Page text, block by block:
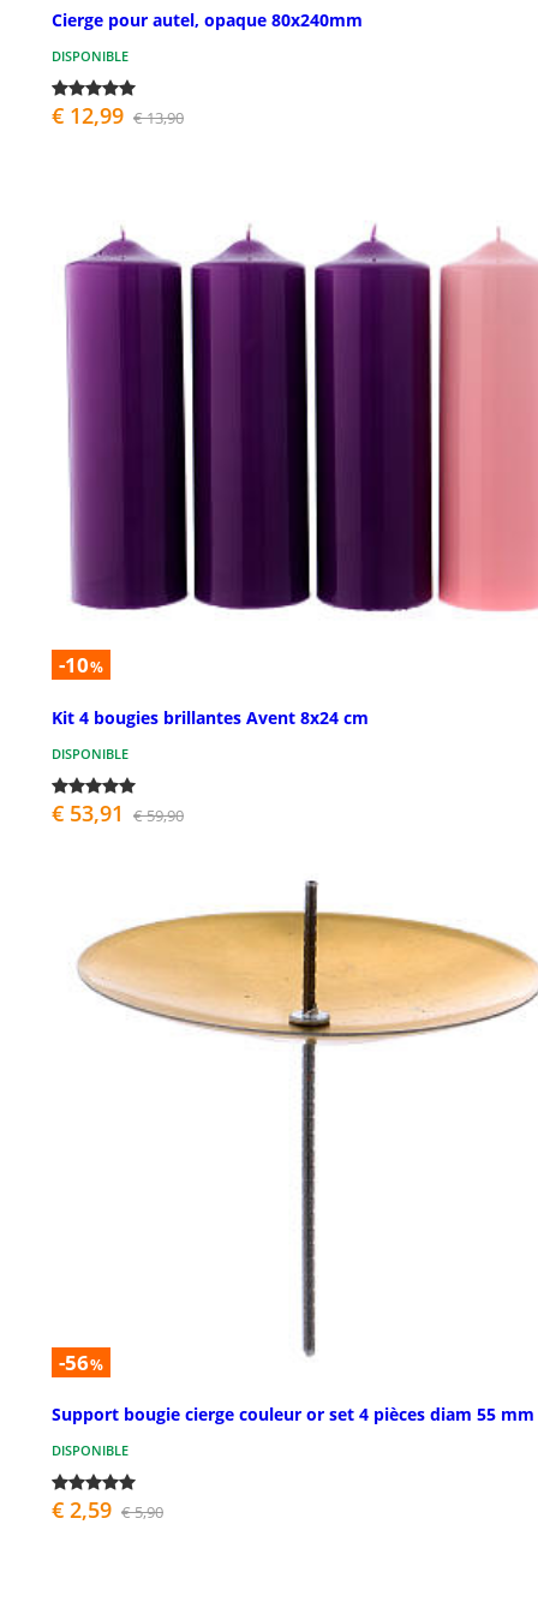
Cierge pour autel, opaque 80x240mm
DISPONIBLE
€ 12,99 € 13,90
-10%
Kit 4 bougies brillantes Avent 8x24 cm
DISPONIBLE
€ 53,91 € 59,90
-56%
Support bougie cierge couleur or set 4 pièces diam 55 mm
DISPONIBLE
€ 2,59 € 5,90